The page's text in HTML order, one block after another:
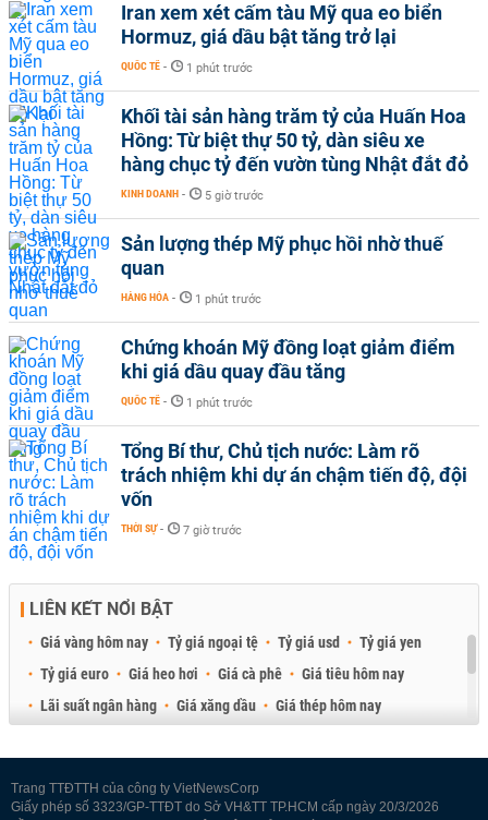
Iran xem xét cấm tàu Mỹ qua eo biển
Hormuz, giá dầu bật tăng trở lại
QUỐC TẾ - 1 phút trước
Khối tài sản hàng trăm tỷ của Huấn Hoa
Hồng: Từ biệt thự 50 tỷ, dàn siêu xe
hàng chục tỷ đến vườn tùng Nhật đắt đỏ
KINH DOANH - 5 giờ trước
Sản lượng thép Mỹ phục hồi nhờ thuế
quan
HÀNG HÓA - 1 phút trước
Chứng khoán Mỹ đồng loạt giảm điểm
khi giá dầu quay đầu tăng
QUỐC TẾ - 1 phút trước
Tổng Bí thư, Chủ tịch nước: Làm rõ
trách nhiệm khi dự án chậm tiến độ, đội
vốn
THỜI SỰ - 7 giờ trước
LIÊN KẾT NỔI BẬT
Giá vàng hôm nay Tỷ giá ngoại tệ Tỷ giá usd
Tỷ giá yen
Tỷ giá euro
Giá heo hơi Giá cà phê
Giá tiêu hôm nay
Lãi suất ngân hàng
Giá xăng dầu
Giá thép hôm nay
Trang TTĐTTH của công ty VietNewsCorp
Giấy phép số 3323/GP-TTĐT do Sở VH&TT TP.HCM cấp ngày 20/3/2026